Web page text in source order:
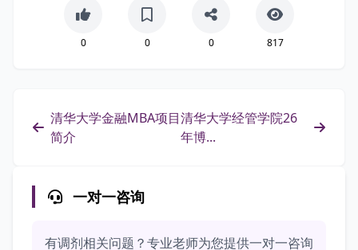
0 0 0 817
清华大学金融MBA项目
简介
清华大学经管学院26
年博...
一对一咨询
有调剂相关问题？专业老师为您提供一对一咨询